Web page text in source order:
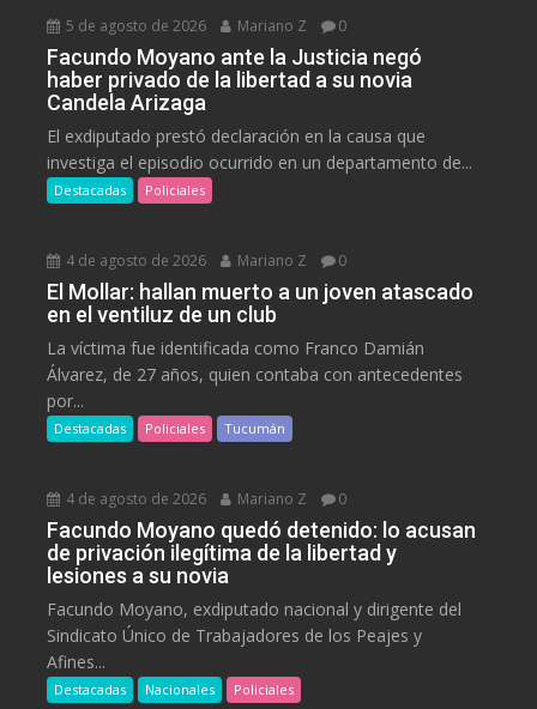
5 de agosto de 2026 Mariano Z 0
Facundo Moyano ante la Justicia negó
haber privado de la libertad a su novia
Candela Arizaga
El exdiputado prestó declaración en la causa que
investiga el episodio ocurrido en un departamento de...
Destacadas Policiales
4 de agosto de 2026 Mariano Z 0
El Mollar: hallan muerto a un joven atascado
en el ventiluz de un club
La víctima fue identificada como Franco Damián
Álvarez, de 27 años, quien contaba con antecedentes
por...
Destacadas Policiales Tucumán
4 de agosto de 2026 Mariano Z 0
Facundo Moyano quedó detenido: lo acusan
de privación ilegítima de la libertad y
lesiones a su novia
Facundo Moyano, exdiputado nacional y dirigente del
Sindicato Único de Trabajadores de los Peajes y
Afines...
Destacadas Nacionales Policiales